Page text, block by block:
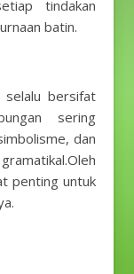
tindakan
batin.
selalu bersifat
sering
dan
penting untuk